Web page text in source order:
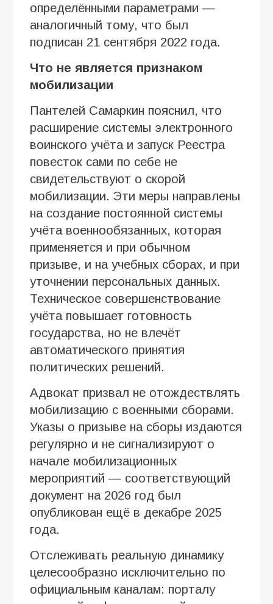
определёнными параметрами —
аналогичный тому, что был
подписан 21 сентября 2022 года.
Что не является признаком
мобилизации
Пантелей Самаркин пояснил, что
расширение системы электронного
воинского учёта и запуск Реестра
повесток сами по себе не
свидетельствуют о скорой
мобилизации. Эти меры направлены
на создание постоянной системы
учёта военнообязанных, которая
применяется и при обычном
призыве, и на учебных сборах, и при
уточнении персональных данных.
Техническое совершенствование
учёта повышает готовность
государства, но не влечёт
автоматического принятия
политических решений.
Адвокат призвал не отождествлять
мобилизацию с военными сборами.
Указы о призыве на сборы издаются
регулярно и не сигнализируют о
начале мобилизационных
мероприятий — соответствующий
документ на 2026 год был
опубликован ещё в декабре 2025
года.
Отслеживать реальную динамику
целесообразно исключительно по
официальным каналам: порталу